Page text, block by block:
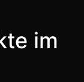
im